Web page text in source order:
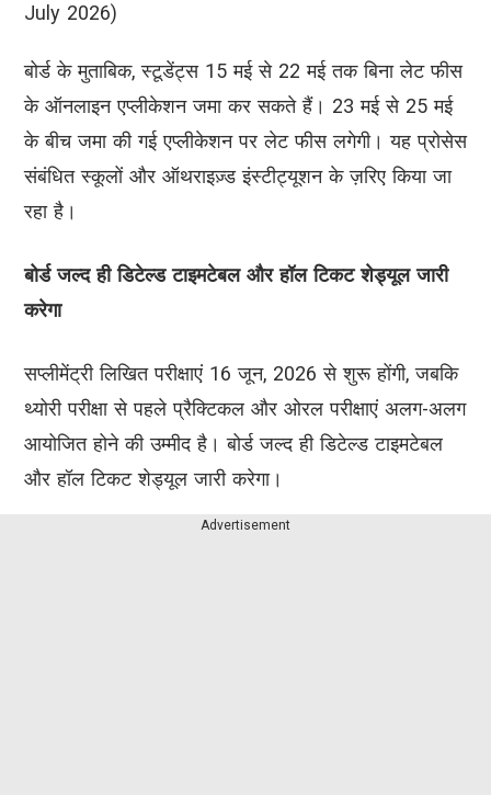
July 2026)
बोर्ड के मुताबिक, स्टूडेंट्स 15 मई से 22 मई तक बिना लेट फीस
के ऑनलाइन एप्लीकेशन जमा कर सकते हैं। 23 मई से 25 मई
के बीच जमा की गई एप्लीकेशन पर लेट फीस लगेगी। यह प्रोसेस
संबंधित स्कूलों और ऑथराइज़्ड इंस्टीट्यूशन के ज़रिए किया जा
रहा है।
बोर्ड जल्द ही डिटेल्ड टाइमटेबल और हॉल टिकट शेड्यूल जारी
करेगा
सप्लीमेंट्री लिखित परीक्षाएं 16 जून, 2026 से शुरू होंगी, जबकि
थ्योरी परीक्षा से पहले प्रैक्टिकल और ओरल परीक्षाएं अलग-अलग
आयोजित होने की उम्मीद है। बोर्ड जल्द ही डिटेल्ड टाइमटेबल
और हॉल टिकट शेड्यूल जारी करेगा।
Advertisement